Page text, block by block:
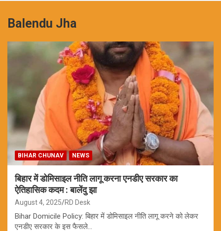
Balendu Jha
BIHAR CHUNAV NEWS
बिहार में डोमिसाइल नीति लागू करना एनडीए सरकार का
ऐतिहासिक कदम : बालेंदु झा
August 4, 2025 RD Desk
Bihar Domicile Policy: बिहार में डोमिसाइल नीति लागू करने को लेकर
एनडीए सरकार के इस फैसले…